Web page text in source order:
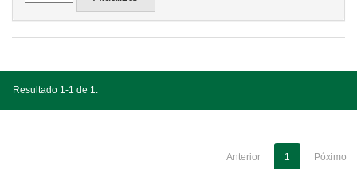
Resultado 1-1 de 1.
Anterior 1 Póximo